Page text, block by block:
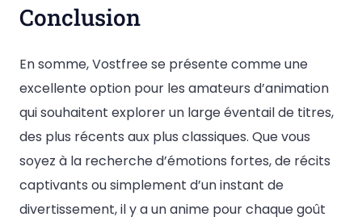
Conclusion
En somme, Vostfree se présente comme une
excellente option pour les amateurs d’animation
qui souhaitent explorer un large éventail de titres,
des plus récents aux plus classiques. Que vous
soyez à la recherche d’émotions fortes, de récits
captivants ou simplement d’un instant de
divertissement, il y a un anime pour chaque goût